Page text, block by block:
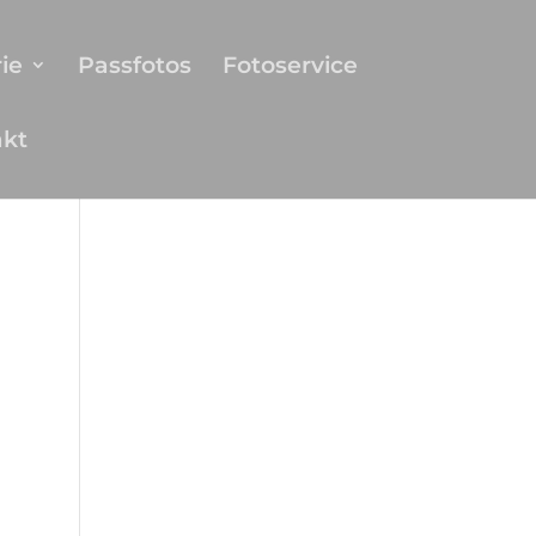
Passfotos Fotoservice